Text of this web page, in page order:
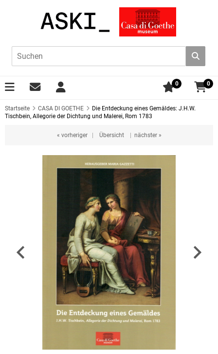
0
0
Startseite CASA DI GOETHE
Die Entdeckung eines Gemäldes: J.H.W.
Tischbein, Allegorie der Dichtung und Malerei, Rom 1783
« vorheriger| Übersicht| nächster »